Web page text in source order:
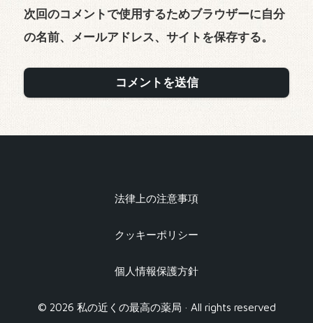
次回のコメントで使用するためブラウザーに自分
の名前、メールアドレス、サイトを保存する。
法律上の注意事項
クッキーポリシー
個人情報保護方針
© 2026 私の近くの最高の薬局 · All rights reserved